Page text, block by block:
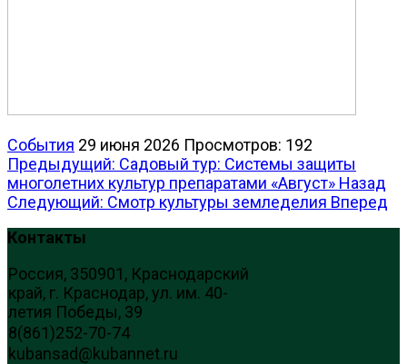
События 29 июня 2026 Просмотров: 192
Предыдущий: Садовый тур: Системы защиты
многолетних культур препаратами «Август» Назад
Следующий: Смотр культуры земледелия Вперед
Контакты
Россия, 350901, Краснодарский
край, г. Краснодар, ул. им. 40-
летия Победы, 39
8(861)252-70-74
kubansad@kubannet.ru